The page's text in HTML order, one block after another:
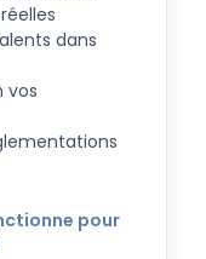
dans
vos
pour